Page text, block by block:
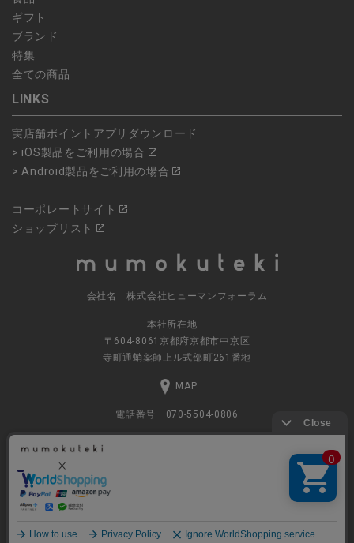
ギフト
ブランド
特集
全ての商品
LINKS
実店舗ポイントアプリダウンロード
> iOS製品をご利用の場合
> Android製品をご利用の場合
コーポレートサイト
ショップリスト
会社名 株式会社ヒューマンフォーラム
本社所在地
〒604-8061京都府京都市中京区
寺町通蛸薬師上ル式部町261番地
MAP
電話番号 070-5504-0806
営業時間 11:00～17:30（土日休業）